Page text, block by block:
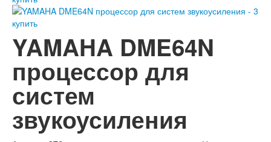
YAMAHA DME64N
процессор для
систем
звукоусиления